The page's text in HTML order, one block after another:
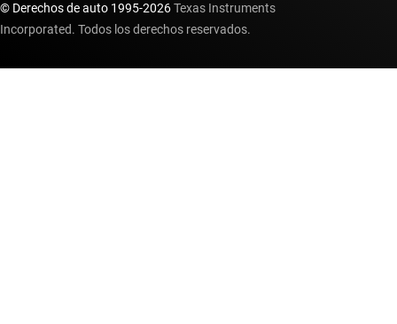
© Derechos de auto 1995-2026Texas Instruments
Incorporated. Todos los derechos reservados.